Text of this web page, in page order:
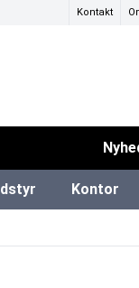
Kontakt
Kontor